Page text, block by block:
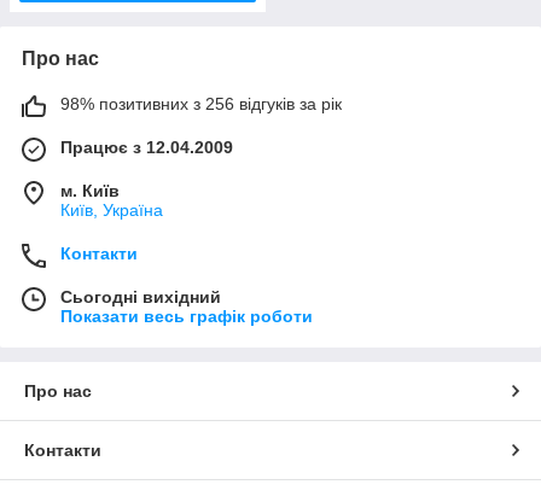
Про нас
98% позитивних з 256 відгуків за рік
Працює з 12.04.2009
м. Київ
Київ, Україна
Контакти
Сьогодні вихідний
Показати весь графік роботи
Про нас
Контакти